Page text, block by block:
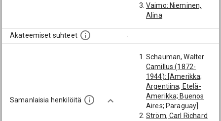
Vaimo: Nieminen,
Alina
Akateemiset suhteet -
Samanlaisia henkilöitä
Schauman, Walter
Camillus (1872-
1944): [Amerikka;
Argentiina; Etelä-
Amerikka; Buenos
Aires; Paraguay]
Ström, Carl Richard